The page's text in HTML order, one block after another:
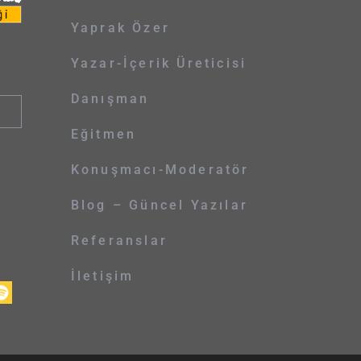
Yaprak Özer
Yazar-İçerik Üreticisi
Danışman
Eğitmen
Konuşmacı-Moderatör
Blog – Güncel Yazılar
Referanslar
İletişim